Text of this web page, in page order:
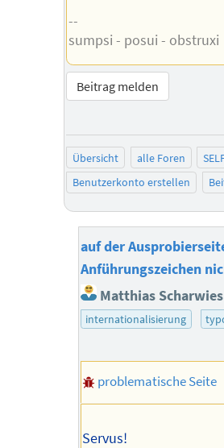
--
sumpsi - posui - obstruxi
Beitrag melden
Übersicht alle Foren
Benutzerkonto erstellen
auf der
Anführungszeichen
Matthias Scharwies
internationalisierung
problematische Seite
Servus!